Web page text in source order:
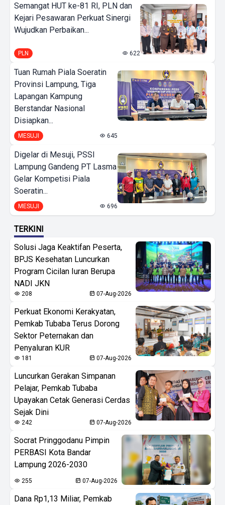
Semangat HUT ke-81 RI, PLN dan
Kejari Pesawaran Perkuat Sinergi
Wujudkan Perbaikan...
PLN 622
Tuan Rumah Piala Soeratin
Provinsi Lampung, Tiga
Lapangan Kampung
Berstandar Nasional
Disiapkan...
MESUJI 645
Digelar di Mesuji, PSSI
Lampung Gandeng PT Lasma
Gelar Kompetisi Piala
Soeratin...
MESUJI 696
TERKINI
Solusi Jaga Keaktifan Peserta,
BPJS Kesehatan Luncurkan
Program Cicilan Iuran Berupa
NADI JKN
208 07-Aug-2026
Perkuat Ekonomi Kerakyatan,
Pemkab Tubaba Terus Dorong
Sektor Peternakan dan
Penyaluran KUR
181 07-Aug-2026
Luncurkan Gerakan Simpanan
Pelajar, Pemkab Tubaba
Upayakan Cetak Generasi Cerdas
Sejak Dini
242 07-Aug-2026
Socrat Pringgodanu Pimpin
PERBASI Kota Bandar
Lampung 2026-2030
255 07-Aug-2026
Dana Rp1,13 Miliar, Pemkab